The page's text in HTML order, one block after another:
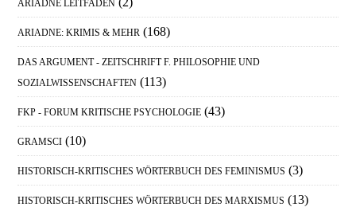
ARIADNE LEITFADEN
ARIADNE: KRIMIS & MEHR (168)
DAS ARGUMENT - ZEITSCHRIFT F. PHILOSOPHIE UND
SOZIALWISSENSCHAFTEN (113)
FKP - FORUM KRITISCHE PSYCHOLOGIE (43)
GRAMSCI (10)
HISTORISCH-KRITISCHES WÖRTERBUCH DES FEMINISMUS (3)
HISTORISCH-KRITISCHES WÖRTERBUCH DES MARXISMUS (13)